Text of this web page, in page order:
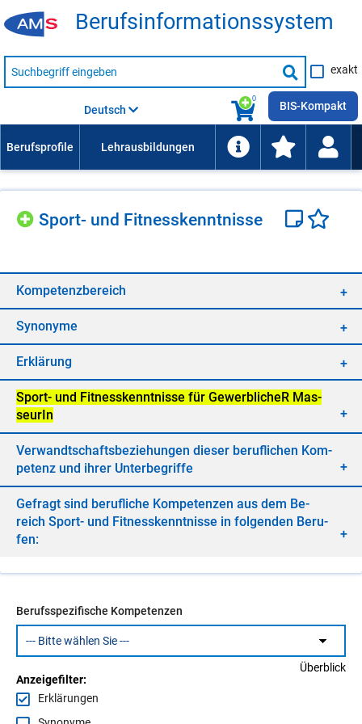
Be­rufs­in­for­ma­ti­ons­sys­tem
Suche
nach
Suche
starten
exakt
0
Deutsch BIS-Kompakt
Sport- und Fit­ness­kennt­nis­se
Kom­pe­tenz­be­reich
Syn­ony­me
Er­klä­rung
Sport- und Fit­ness­kennt­nis­se für Ge­werb­li­cheR Mas­
seu­rIn
Ver­wandt­schafts­be­zie­hun­gen die­ser be­ruf­li­chen Kom­
pe­tenz und ih­rer Un­ter­be­grif­fe
Ge­fragt sind be­ruf­li­che Kom­pe­ten­zen aus dem Be­
reich Sport- und Fit­ness­kennt­nis­se in fol­gen­den Be­ru­
fen:
Berufsspezifische Kompetenzen
Überblick
Anzeigefilter:
Erklärungen